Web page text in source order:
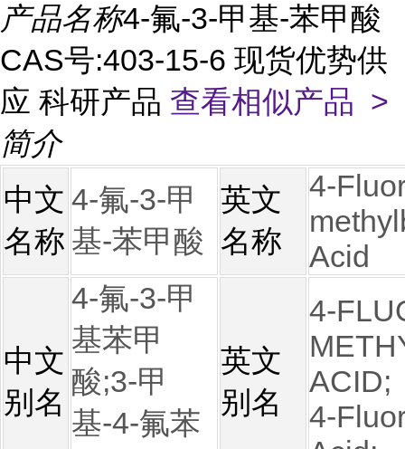
产品名称4-氟-3-甲基-苯甲酸
CAS号:403-15-6 现货优势供
应 科研产品 查看相似产品 >
简介
中文
名称
4-氟-3-甲
基-苯甲酸
英文
名称
4-
Acid
中文
别名
4-氟-3-甲
基苯甲
酸;3-甲
基-4-氟苯
英文
别名
4-
ACID;
4-